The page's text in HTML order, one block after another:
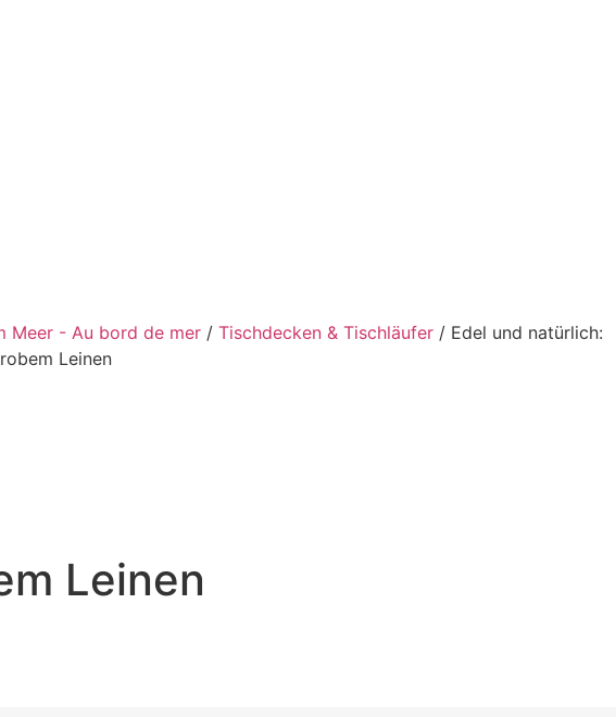
Meer - Au bord de mer /Tischdecken & Tischläufer / Edel und natürlich:
Leinen
Leinen